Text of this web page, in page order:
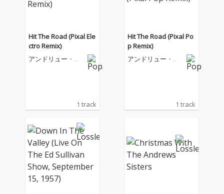
Hit The Road (Pixal Ele
ctro Remix)
アンドリュー・シ
1 track
Hit The Road (Pixal Po
p Remix)
アンドリュー・シ
1 track